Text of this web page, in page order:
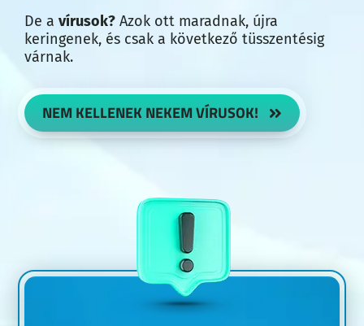
De a vírusok?Azok ott maradnak, újra
keringenek, és csak a következő tüsszentésig
várnak.
NEM KELLENEK NEKEM VÍRUSOK!